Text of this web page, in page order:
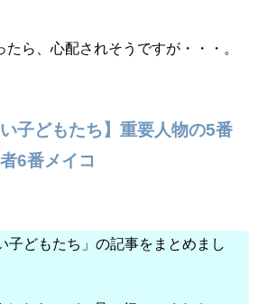
ら、心配されそうですが・・・。
子どもたち】重要人物の5番
6番メイコ
子どもたち」の記事をまとめまし